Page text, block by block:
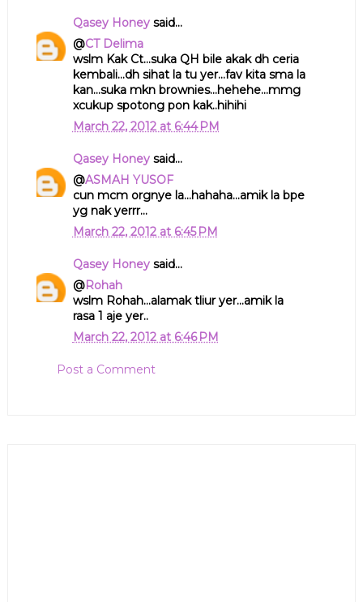
Qasey Honeysaid...
@CT Delima
wslm Kak Ct...suka QH bile akak dh ceria
kembali...dh sihat la tu yer...fav kita sma la
kan...suka mkn brownies...hehehe...mmg
xcukup spotong pon kak..hihihi
March 22, 2012 at 6:44 PM
Qasey Honeysaid...
@ASMAH YUSOF
cun mcm orgnye la...hahaha...amik la bpe
yg nak yerrr...
March 22, 2012 at 6:45 PM
Qasey Honeysaid...
@Rohah
wslm Rohah...alamak tliur yer...amik la
rasa 1 aje yer..
March 22, 2012 at 6:46 PM
Post a Comment